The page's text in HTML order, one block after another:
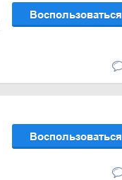
Воспользоваться
Воспользоваться